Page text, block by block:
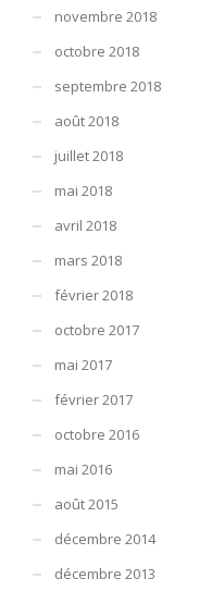
novembre 2018
octobre 2018
septembre 2018
août 2018
juillet 2018
mai 2018
avril 2018
mars 2018
février 2018
octobre 2017
mai 2017
février 2017
octobre 2016
mai 2016
août 2015
décembre 2014
décembre 2013